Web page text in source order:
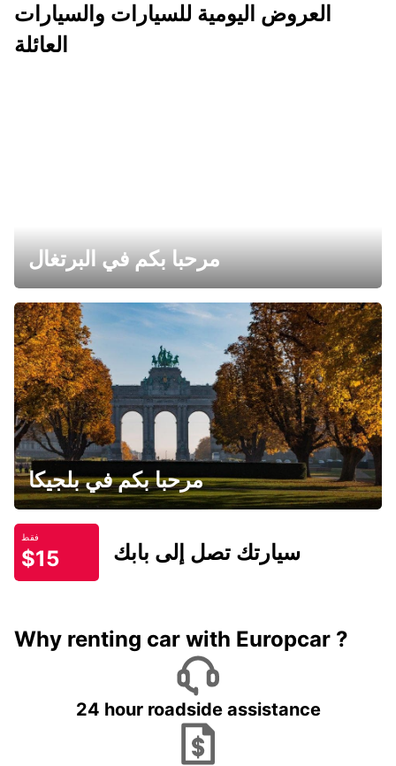
العروض اليومية للسيارات والسيارات
العائلة
مرحبا بكم في البرتغال
مرحبا بكم في بلجيكا
فقط
$15 سيارتك تصل إلى بابك
Why renting car with Europcar ?
24 hour roadside assistance